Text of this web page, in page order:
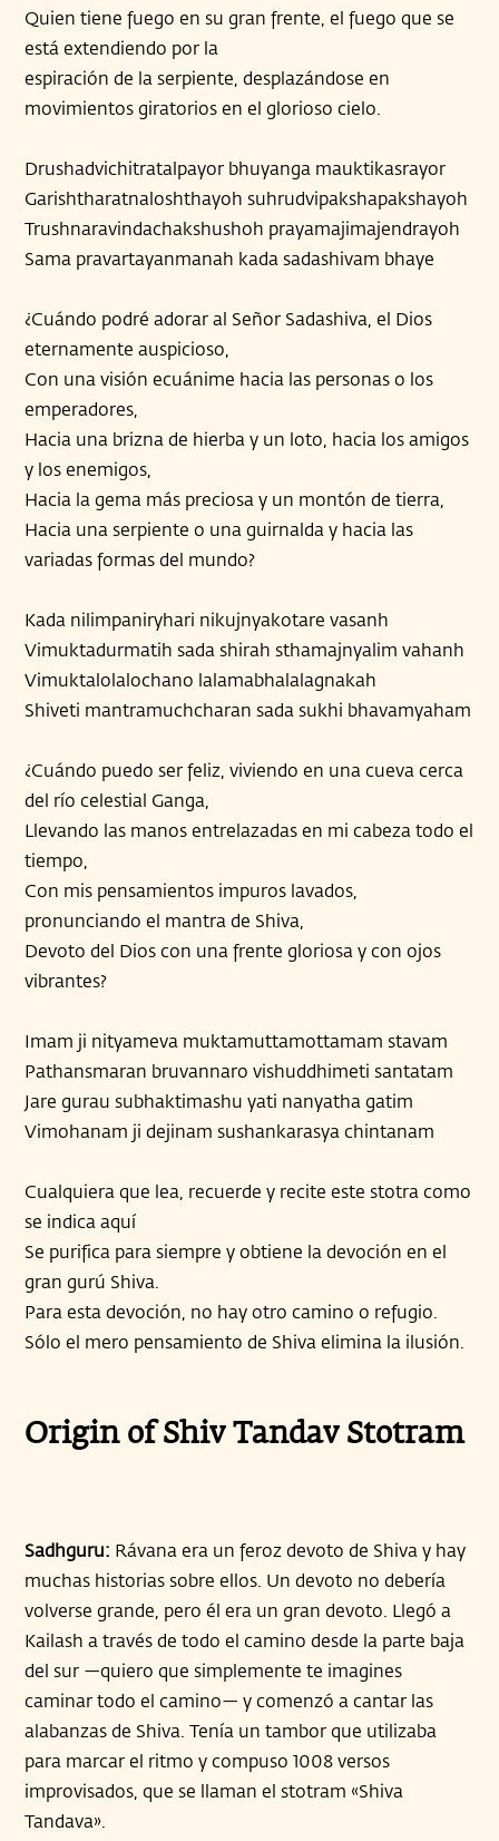
Quien tiene fuego en su gran frente, el fuego que se
está extendiendo por la
espiración de la serpiente, desplazándose en
movimientos giratorios en el glorioso cielo.
Drushadvichitratalpayor bhuyanga mauktikasrayor
Garishtharatnaloshthayoh suhrudvipakshapakshayoh
Trushnaravindachakshushoh prayamajimajendrayoh
Sama pravartayanmanah kada sadashivam bhaye
¿Cuándo podré adorar al Señor Sadashiva, el Dios
eternamente auspicioso,
Con una visión ecuánime hacia las personas o los
emperadores,
Hacia una brizna de hierba y un loto, hacia los amigos
y los enemigos,
Hacia la gema más preciosa y un montón de tierra,
Hacia una serpiente o una guirnalda y hacia las
variadas formas del mundo?
Kada nilimpaniryhari nikujnyakotare vasanh
Vimuktadurmatih sada shirah sthamajnyalim vahanh
Vimuktalolalochano lalamabhalalagnakah
Shiveti mantramuchcharan sada sukhi bhavamyaham
¿Cuándo puedo ser feliz, viviendo en una cueva cerca
del río celestial Ganga,
Llevando las manos entrelazadas en mi cabeza todo el
tiempo,
Con mis pensamientos impuros lavados,
pronunciando el mantra de Shiva,
Devoto del Dios con una frente gloriosa y con ojos
vibrantes?
Imam ji nityameva muktamuttamottamam stavam
Pathansmaran bruvannaro vishuddhimeti santatam
Jare gurau subhaktimashu yati nanyatha gatim
Vimohanam ji dejinam sushankarasya chintanam
Cualquiera que lea, recuerde y recite este stotra como
se indica aquí
Se purifica para siempre y obtiene la devoción en el
gran gurú Shiva.
Para esta devoción, no hay otro camino o refugio.
Sólo el mero pensamiento de Shiva elimina la ilusión.
Origin of Shiv Tandav Stotram
Sadhguru: Rávana era un feroz devoto de Shiva y hay
muchas historias sobre ellos. Un devoto no debería
volverse grande, pero él era un gran devoto. Llegó a
Kailash a través de todo el camino desde la parte baja
del sur —quiero que simplemente te imagines
caminar todo el camino— y comenzó a cantar las
alabanzas de Shiva. Tenía un tambor que utilizaba
para marcar el ritmo y compuso 1008 versos
improvisados, que se llaman el stotram «Shiva
Tandava».